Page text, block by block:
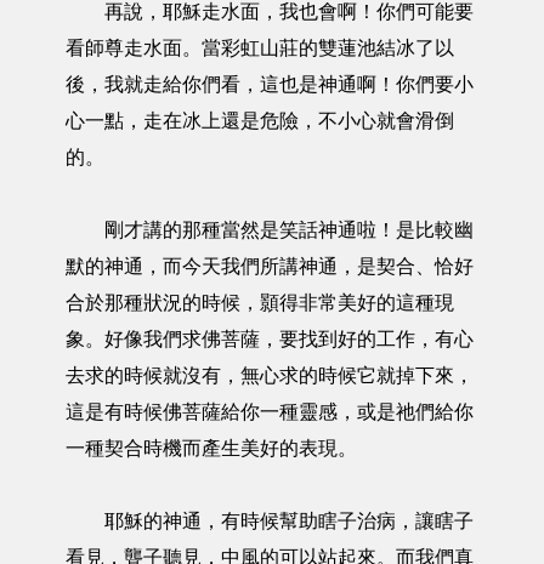
再說，耶穌走水面，我也會啊！你們可能要
看師尊走水面。當彩虹山莊的雙蓮池結冰了以
後，我就走給你們看，這也是神通啊！你們要小
心一點，走在冰上還是危險，不小心就會滑倒
的。
剛才講的那種當然是笑話神通啦！是比較幽
默的神通，而今天我們所講神通，是契合、恰好
合於那種狀況的時候，顥得非常美好的這種現
象。好像我們求佛菩薩，要找到好的工作，有心
去求的時候就沒有，無心求的時候它就掉下來，
這是有時候佛菩薩給你一種靈感，或是祂們給你
一種契合時機而產生美好的表現。
耶穌的神通，有時候幫助瞎子治病，讓瞎子
看見，聾子聽見，中風的可以站起來。而我們真